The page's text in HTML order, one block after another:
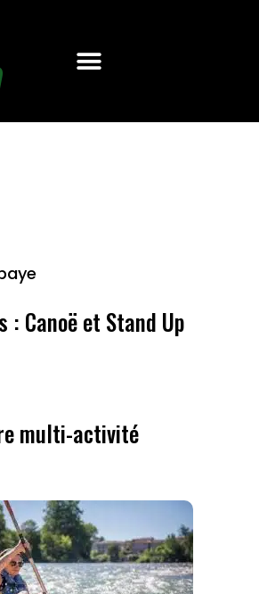
Canoë et Stand Up
multi-activité